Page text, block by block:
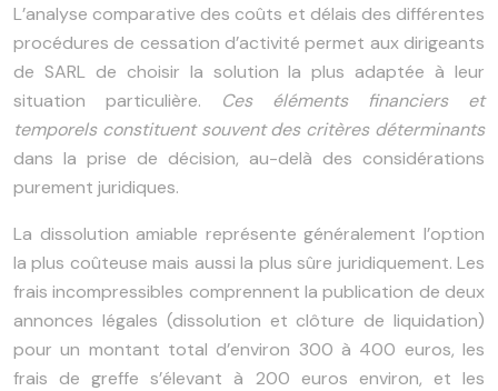
L’analyse comparative des coûts et délais des différentes
procédures de cessation d’activité permet aux dirigeants
de SARL de choisir la solution la plus adaptée à leur
situation particulière. Ces éléments financiers et
temporels constituent souvent des critères déterminants
dans la prise de décision, au-delà des considérations
purement juridiques.
La dissolution amiable représente généralement l’option
la plus coûteuse mais aussi la plus sûre juridiquement. Les
frais incompressibles comprennent la publication de deux
annonces légales (dissolution et clôture de liquidation)
pour un montant total d’environ 300 à 400 euros, les
frais de greffe s’élevant à 200 euros environ, et les